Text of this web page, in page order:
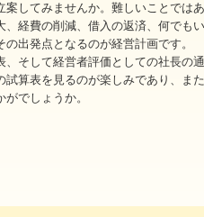
してみませんか。難しいことではあ
、経費の削減、借入の返済、何でもい
の出発点となるのが経営計画です。
そして経営者評価としての社長の通
算表を見るのが楽しみであり、また
でしょうか。